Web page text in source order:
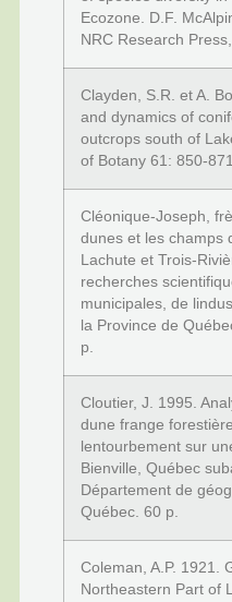
Ecozone. D.F.
NRC Research
Clayden, S.R. et A.
and dynamics of
outcrops south of
of Botany 61: 850-871
Cléonique-Joseph,
dunes et les champs
Lachute et Trois-
recherches
municipales, de
la Province de
p.
Cloutier, J. 1995.
dune frange
lentourbement sur
Bienville, Québec
Département de
Québec. 60 p.
Coleman, A.P. 1921.
Northeastern Part of